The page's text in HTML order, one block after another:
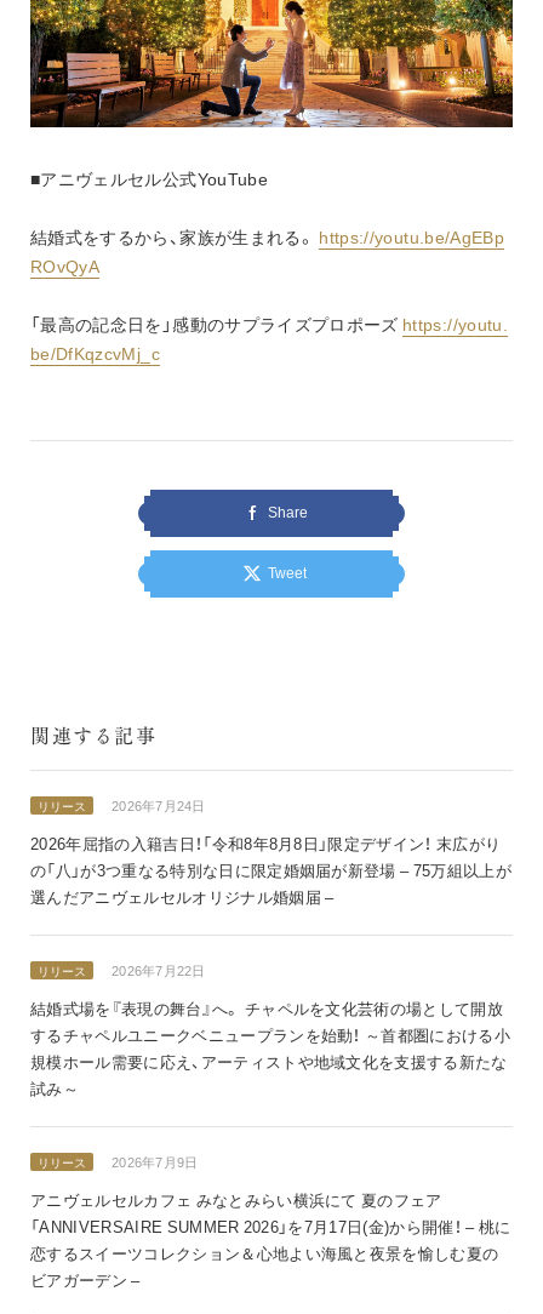
■アニヴェルセル公式YouTube
結婚式をするから、家族が生まれる。 https://youtu.be/AgEBp
ROvQyA
「最高の記念日を」感動のサプライズプロポーズ https://youtu.
be/DfKqzcvMj_c
Share
Tweet
関連する記事
リリース 2026年7月24日
2026年屈指の入籍吉日！「令和8年8月8日」限定デザイン！ 末広がり
の「八」が3つ重なる特別な日に限定婚姻届が新登場 – 75万組以上が
選んだアニヴェルセルオリジナル婚姻届 –
リリース 2026年7月22日
結婚式場を『表現の舞台』へ。 チャペルを文化芸術の場として開放
するチャペルユニークベニュープランを始動！ ～首都圏における小
規模ホール需要に応え、アーティストや地域文化を支援する新たな
試み～
リリース 2026年7月9日
アニヴェルセルカフェ みなとみらい横浜にて 夏のフェア
「ANNIVERSAIRE SUMMER 2026」を7月17日(金)から開催！ – 桃に
恋するスイーツコレクション＆心地よい海風と夜景を愉しむ夏の
ビアガーデン –